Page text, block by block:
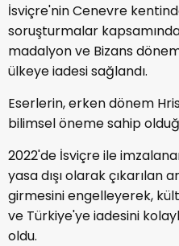
İsviçre'nin Cenevre
soruşturmalar
madalyon ve Bizans
ülkeye iadesi sağlandı.
Eserlerin, erken dönem
bilimsel öneme sahip
2022'de İsviçre ile
yasa dışı olarak çıkarılan
girmesini engelleyerek,
ve Türkiye'ye iadesini
oldu.